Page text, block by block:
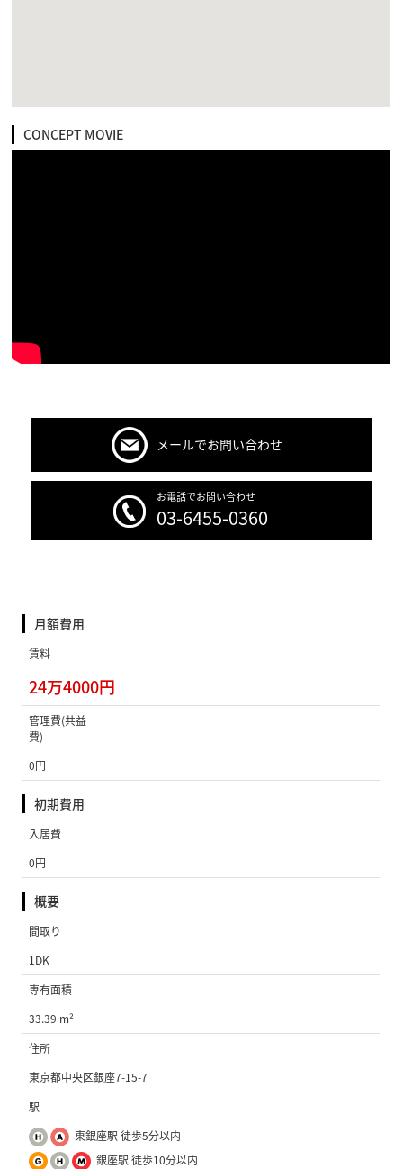
CONCEPT MOVIE
メールでお問い合わせ
お電話でお問い合わせ
03-6455-0360
月額費用
賃料
24万4000円
管理費(共益
費)
0円
初期費用
入居費
0円
概要
間取り
1DK
専有面積
33.39 m²
住所
東京都中央区銀座7-15-7
駅
東銀座駅 徒歩5分以内
銀座駅 徒歩10分以内